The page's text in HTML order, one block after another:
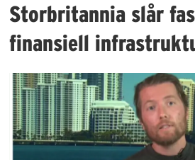
Storbritannia slår
finansiell